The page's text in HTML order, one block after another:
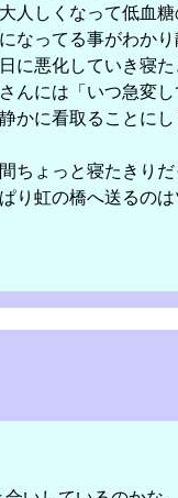
人しくなって低血
なってる事がわか
に悪化していき寝
んには「いつ急変
かに看取ることにし
ちょっと寝たきり
り虹の橋へ送るの